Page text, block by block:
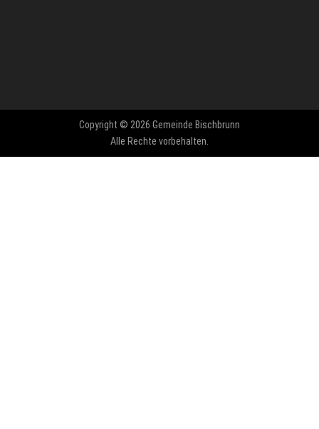
Copyright © 2026 Gemeinde Bischbrunn
Alle Rechte vorbehalten.